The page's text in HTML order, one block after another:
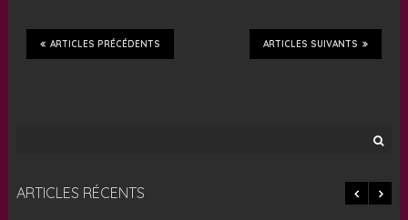
ARTICLES SUIVANTS
ARTICLES PRÉCÉDENTS
ARTICLES RÉCENTS